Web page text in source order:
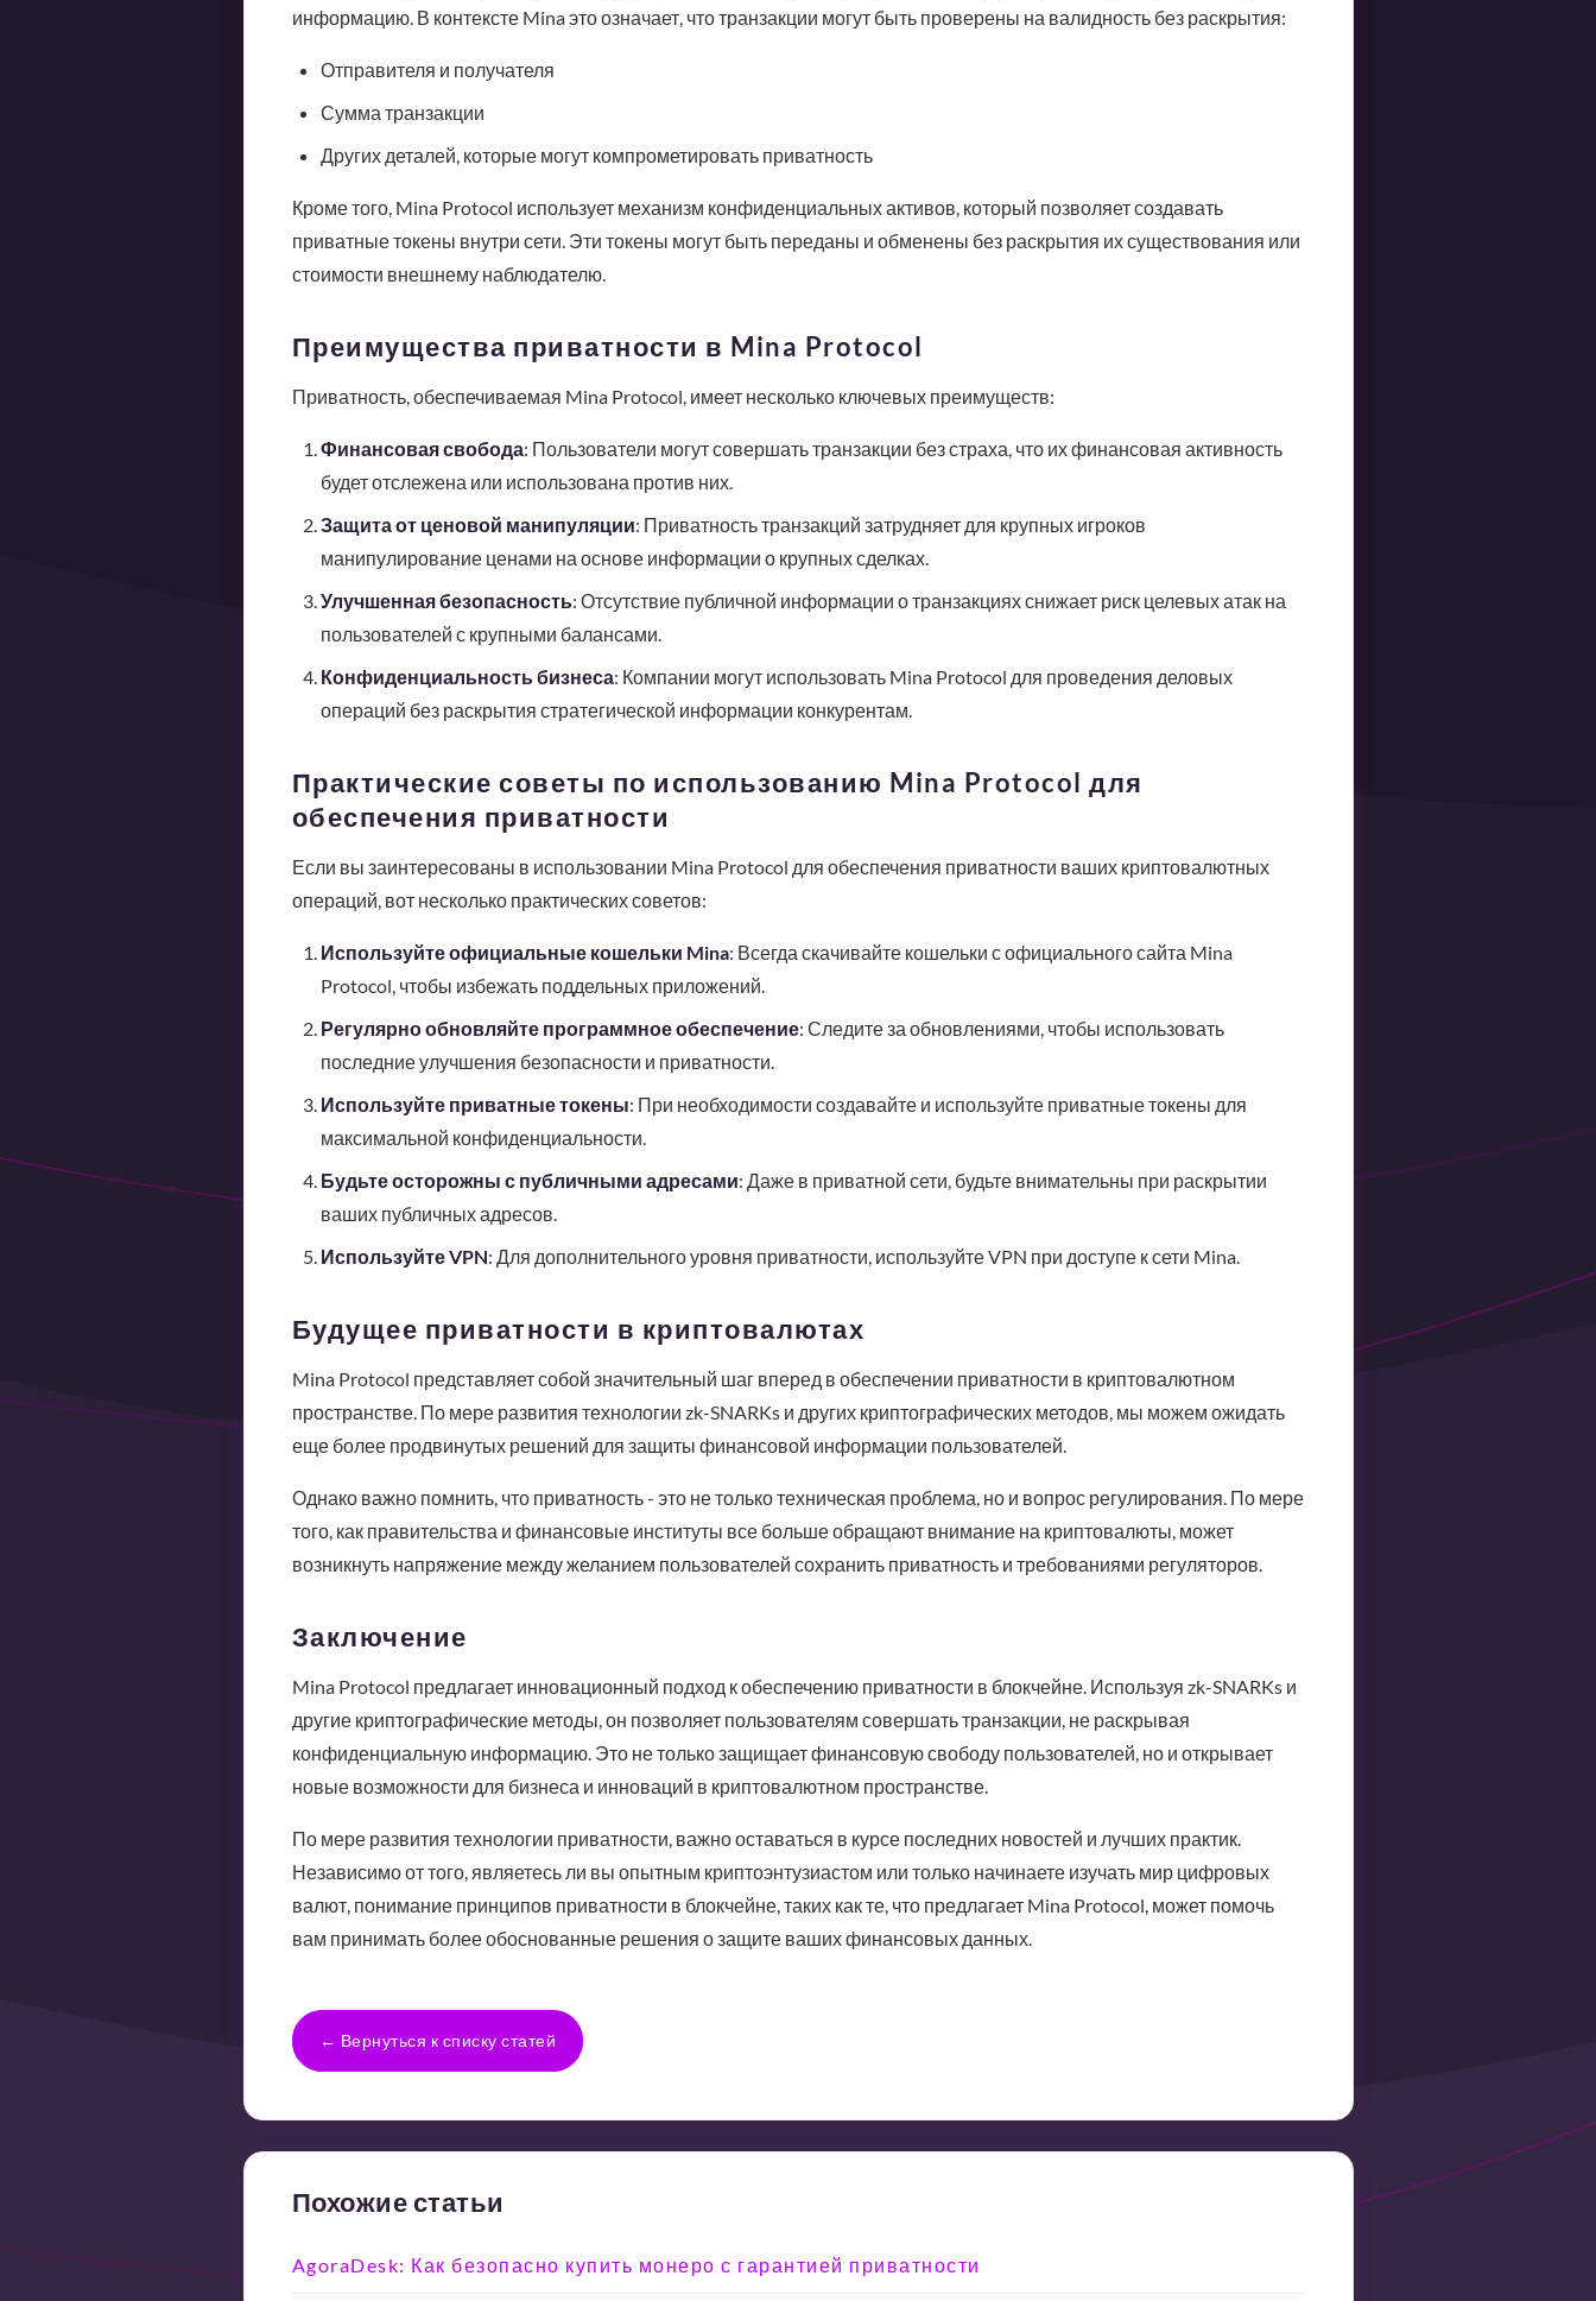
информацию. В контексте Mina это означает, что транзакции могут быть проверены на валидность без раскрытия:
Отправителя и получателя
Сумма транзакции
Других деталей, которые могут компрометировать приватность
Кроме того, Mina Protocol использует механизм конфиденциальных активов, который позволяет создавать
приватные токены внутри сети. Эти токены могут быть переданы и обменены без раскрытия их существования или
стоимости внешнему наблюдателю.
Преимущества приватности в Mina Protocol
Приватность, обеспечиваемая Mina Protocol, имеет несколько ключевых преимуществ:
Финансовая свобода: Пользователи могут совершать транзакции без страха, что их финансовая активность
будет отслежена или использована против них.
Защита от ценовой манипуляции: Приватность транзакций затрудняет для крупных игроков
манипулирование ценами на основе информации о крупных сделках.
Улучшенная безопасность: Отсутствие публичной информации о транзакциях снижает риск целевых атак на
пользователей с крупными балансами.
Конфиденциальность бизнеса: Компании могут использовать Mina Protocol для проведения деловых
операций без раскрытия стратегической информации конкурентам.
Практические советы по использованию Mina Protocol для
обеспечения приватности
Если вы заинтересованы в использовании Mina Protocol для обеспечения приватности ваших криптовалютных
операций, вот несколько практических советов:
Используйте официальные кошельки Mina: Всегда скачивайте кошельки с официального сайта Mina
Protocol, чтобы избежать поддельных приложений.
Регулярно обновляйте программное обеспечение: Следите за обновлениями, чтобы использовать
последние улучшения безопасности и приватности.
Используйте приватные токены: При необходимости создавайте и используйте приватные токены для
максимальной конфиденциальности.
Будьте осторожны с публичными адресами: Даже в приватной сети, будьте внимательны при раскрытии
ваших публичных адресов.
Используйте VPN: Для дополнительного уровня приватности, используйте VPN при доступе к сети Mina.
Будущее приватности в криптовалютах
Mina Protocol представляет собой значительный шаг вперед в обеспечении приватности в криптовалютном
пространстве. По мере развития технологии zk-SNARKs и других криптографических методов, мы можем ожидать
еще более продвинутых решений для защиты финансовой информации пользователей.
Однако важно помнить, что приватность - это не только техническая проблема, но и вопрос регулирования. По мере
того, как правительства и финансовые институты все больше обращают внимание на криптовалюты, может
возникнуть напряжение между желанием пользователей сохранить приватность и требованиями регуляторов.
Заключение
Mina Protocol предлагает инновационный подход к обеспечению приватности в блокчейне. Используя zk-SNARKs и
другие криптографические методы, он позволяет пользователям совершать транзакции, не раскрывая
конфиденциальную информацию. Это не только защищает финансовую свободу пользователей, но и открывает
новые возможности для бизнеса и инноваций в криптовалютном пространстве.
По мере развития технологии приватности, важно оставаться в курсе последних новостей и лучших практик.
Независимо от того, являетесь ли вы опытным криптоэнтузиастом или только начинаете изучать мир цифровых
валют, понимание принципов приватности в блокчейне, таких как те, что предлагает Mina Protocol, может помочь
вам принимать более обоснованные решения о защите ваших финансовых данных.
← Вернуться к списку статей
Похожие статьи
AgoraDesk: Как безопасно купить монеро с гарантией приватности